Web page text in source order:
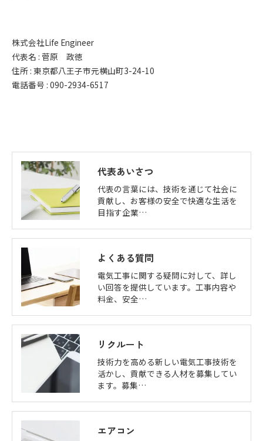
株式会社Life Engineer
代表名 : 菅原 政徳
住所 : 東京都八王子市元横山町3-24-10
電話番号 : 090-2934-6517
代表あいさつ
代表の言葉には、技術を通じて社会に
貢献し、お客様の安全で快適な生活を
目指す企業…
よくある質問
電気工事に関する疑問に対して、詳し
い回答を提供しています。工事内容や
料金、安全…
リクルート
技術力を高める新しい電気工事技術を
活かし、貢献できる人材を募集してい
ます。募集…
エアコン